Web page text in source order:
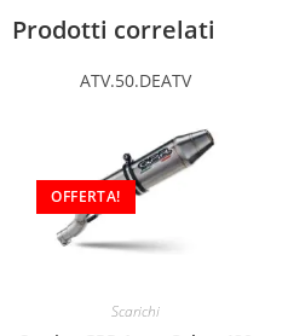
Prodotti correlati
ATV.50.DEATV
OFFERTA!
Scarichi